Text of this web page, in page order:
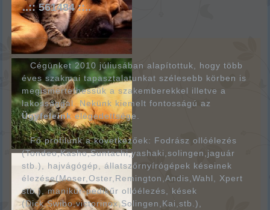
..:: 561484 ::..
Cégünket 2010 júliusában alapítottuk, hogy több
éves szakmai tapasztalatunkat szélesebb körben is
megismertethessük a szakemberekkel illetve a
lakossággal. Nekünk kiemelt fontosságú az
Ügyfeleinkelégedettsége.
Fő profilunk a következőek: Fodrász ollóélezés
(Tondeo,Kasho,Suntachi,yashaki,solingen,jaguár
stb.), hajvágógép, állatszőrnyírógépek késeinek
élezése(Moser,Oster,Remington,Andis,Wahl, Xpert
stb.), manikűr-pedikűr ollóélezés, kések
(Dick,Swibo,victorinox,Solingen,Kai,stb.),